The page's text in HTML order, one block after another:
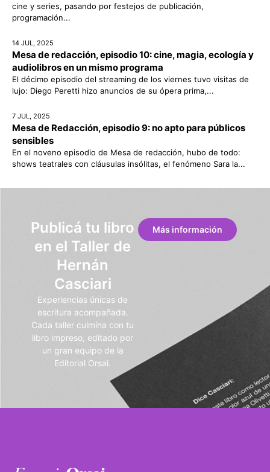
cine y series, pasando por festejos de publicación,
programación...
14 JUL, 2025
Mesa de redacción, episodio 10: cine, magia, ecología y
audiolibros en un mismo programa
El décimo episodio del streaming de los viernes tuvo visitas de
lujo: Diego Peretti hizo anuncios de su ópera prima,...
7 JUL, 2025
Mesa de Redacción, episodio 9: no apto para públicos
sensibles
En el noveno episodio de Mesa de redacción, hubo de todo:
shows teatrales con cláusulas insólitas, el fenómeno Sara la...
Publicá tu libro
en el Taller de
Hernán
Casciari
Experiencias únicas de
escritura acompañada.
Cada taller culmina con tu
libro impreso, editado por
un gran equipo de la
Editorial Orsai.
Más información